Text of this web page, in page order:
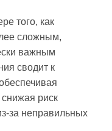
того, как
сложным,
важным
сводит к
риск
за неправильных